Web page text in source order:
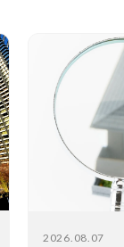
2026.08.07